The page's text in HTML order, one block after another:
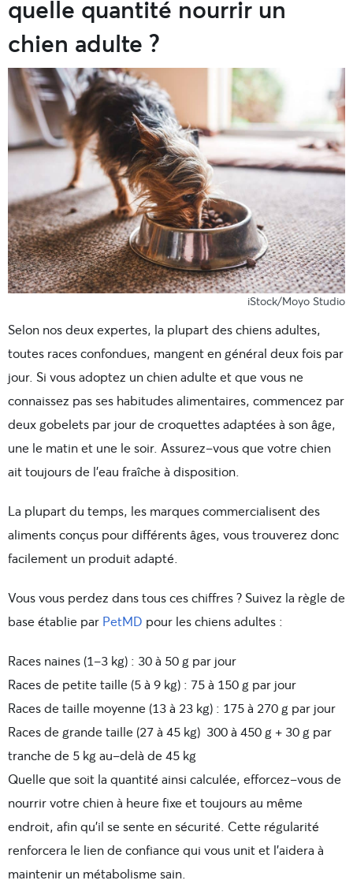
quelle quantité nourrir un
chien adulte ?
iStock/Moyo Studio
Selon nos deux expertes, la plupart des chiens adultes,
toutes races confondues, mangent en général deux fois par
jour. Si vous adoptez un chien adulte et que vous ne
connaissez pas ses habitudes alimentaires, commencez par
deux gobelets par jour de croquettes adaptées à son âge,
une le matin et une le soir. Assurez-vous que votre chien
ait toujours de l’eau fraîche à disposition.
La plupart du temps, les marques commercialisent des
aliments conçus pour différents âges, vous trouverez donc
facilement un produit adapté.
Vous vous perdez dans tous ces chiffres ? Suivez la règle de
base établie par PetMD pour les chiens adultes :
Races naines (1-3 kg) : 30 à 50 g par jour
Races de petite taille (5 à 9 kg) : 75 à 150 g par jour
Races de taille moyenne (13 à 23 kg) : 175 à 270 g par jour
Races de grande taille (27 à 45 kg) 300 à 450 g + 30 g par
tranche de 5 kg au-delà de 45 kg
Quelle que soit la quantité ainsi calculée, efforcez-vous de
nourrir votre chien à heure fixe et toujours au même
endroit, afin qu’il se sente en sécurité. Cette régularité
renforcera le lien de confiance qui vous unit et l’aidera à
maintenir un métabolisme sain.